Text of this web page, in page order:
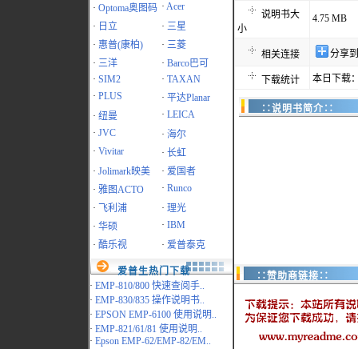
· Optoma奥图码 · Acer
· 日立 · 三星
· 惠普(康柏) · 三菱
· 三洋 · Barco巴可
· SIM2 · TAXAN
· PLUS · 平达Planar
· 纽曼 · LEICA
· JVC · 海尔
· Vivitar · 长虹
· Jolimark映美 · 爱国者
· 雅图ACTO · Runco
·
飞利浦 · 理光
· 华硕 · IBM
· 酷乐视 · 爱普泰克
爱普生热门下载
· EMP-810/800 快速查阅手..
· EMP-830/835 操作说明书..
· EPSON EMP-6100 使用说明..
· EMP-821/61/81 使用说明..
· Epson EMP-62/EMP-82/EM..
说明书大
小
4.75 MB
相关连接 分享
下载统计 本日下载
∷说明书简介∷
∷赞助商链接∷